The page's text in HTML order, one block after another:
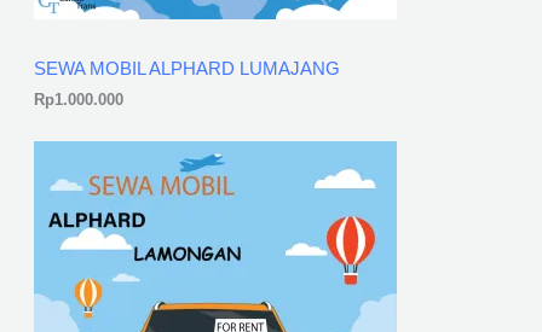
SEWA MOBIL ALPHARD LUMAJANG
Rp1.000.000